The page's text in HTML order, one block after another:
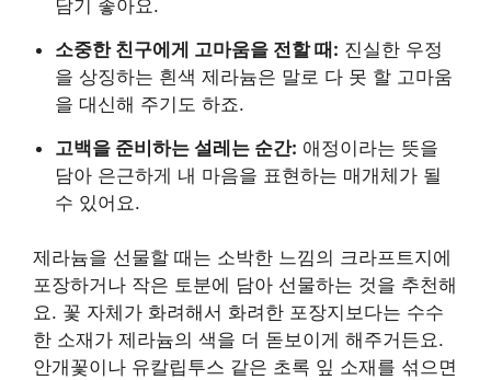
담기 좋아요.
소중한 친구에게 고마움을 전할 때: 진실한 우정
을 상징하는 흰색 제라늄은 말로 다 못 할 고마움
을 대신해 주기도 하죠.
고백을 준비하는 설레는 순간: 애정이라는 뜻을
담아 은근하게 내 마음을 표현하는 매개체가 될
수 있어요.
제라늄을 선물할 때는 소박한 느낌의 크라프트지에
포장하거나 작은 토분에 담아 선물하는 것을 추천해
요. 꽃 자체가 화려해서 화려한 포장지보다는 수수
한 소재가 제라늄의 색을 더 돋보이게 해주거든요.
안개꽃이나 유칼립투스 같은 초록 잎 소재를 섞으면